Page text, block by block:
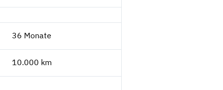
36 Monate
10.000 km